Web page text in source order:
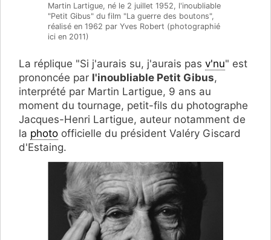
Martin Lartigue, né le 2 juillet 1952, l'inoubliable
"Petit Gibus" du film "La guerre des boutons",
réalisé en 1962 par Yves Robert (photographié
ici en 2011)
La réplique "Si j'aurais su, j'aurais pas v'nu" est
prononcée par l'inoubliable Petit Gibus,
interprété par Martin Lartigue, 9 ans au
moment du tournage, petit-fils du photographe
Jacques-Henri Lartigue, auteur notamment de
la photo officielle du président Valéry Giscard
d'Estaing.